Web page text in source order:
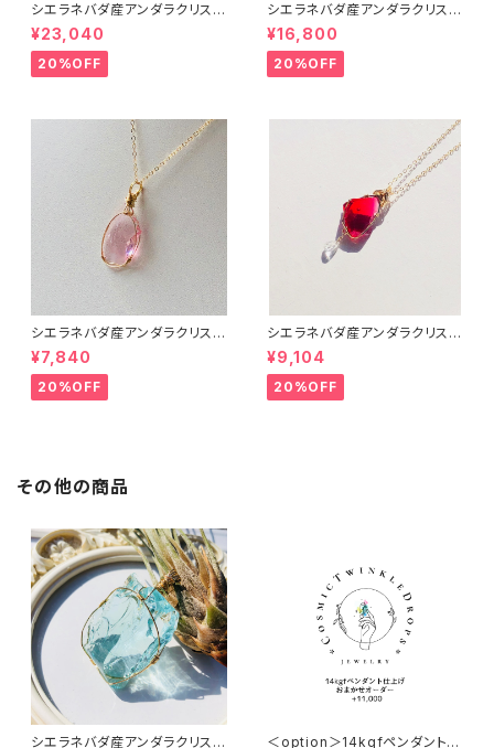
シエラネバダ産アンダラクリスタ
ル★～Gem Eternal Spring～
【世界で1つだけのアンダラペン
ダントトップ】
¥23,040
20%OFF
シエラネバダ産アンダラクリスタ
ル★宝石質～Gem Hart Of G
ot Wthi Pink～【世界で1つだ
けのアンダラペンダントトップ】
¥16,800
20%OFF
シエラネバダ産アンダラクリスタ
ル★宝石質~Gem Heart of G
od With Pink~【世界で1つだけ
のアンダラクリスタルペンダン
ト】
¥7,840
20%OFF
シエラネバダ産アンダラクリスタ
ル★宝石質～Gem Raspberr
y ～【世界で1つだけのアンダラ
ペンダントトップ】
¥9,104
20%OFF
その他の商品
シエラネバダ産アンダラクリスタ
＜option＞14kgfペンダント仕